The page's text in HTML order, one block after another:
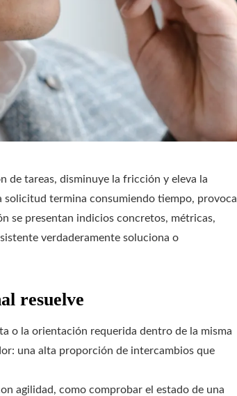
de tareas, disminuye la fricción y eleva la
solicitud termina consumiendo tiempo, provoca
se presentan indicios concretos, métricas,
verdaderamente soluciona o
resuelve
o la orientación requerida dentro de la misma
una alta proporción de intercambios que
agilidad, como comprobar el estado de una